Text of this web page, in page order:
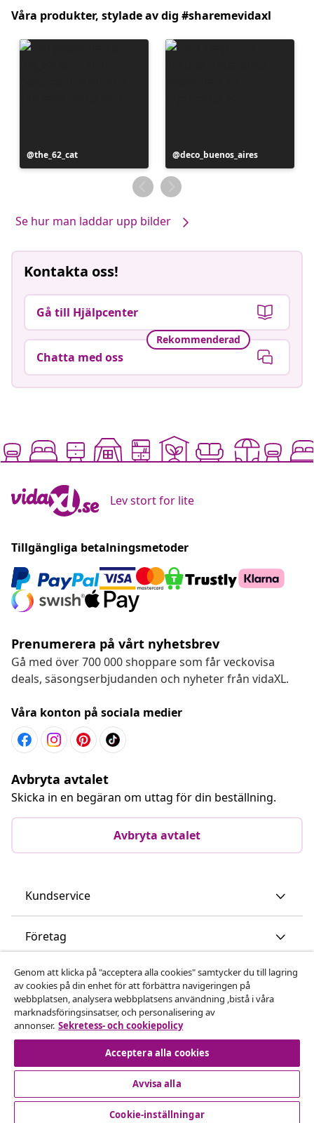
Våra produkter, stylade av dig #sharemevidaxl
Inlägg
publicerat
the_62_cat
Inlägg
publicerat
av
deco_buenos_aires
Se hur man laddar upp bilder
Kontakta oss!
Gå till Hjälpcenter
Rekommenderad
Chatta med oss
Lev stort for lite
Tillgängliga betalningsmetoder
Prenumerera på vårt nyhetsbrev
Gå med över 700 000 shoppare som får veckovisa
deals, säsongserbjudanden och nyheter från vidaXL.
Våra konton på sociala medier
Avbryta avtalet
Skicka in en begäran om uttag för din beställning.
Avbryta avtalet
Kundservice
Företag
vidaXL
Upptäck mer
Genom att klicka på "acceptera alla cookies" samtycker du till lagring
av cookies på din enhet för att förbättra navigeringen på
webbplatsen, analysera webbplatsens användning ,bistå i våra
marknadsföringsinsatser, och personalisering av
annonser. Sekretess- och cookiepolicy
Acceptera alla cookies
Avvisa alla
Cookie-inställningar